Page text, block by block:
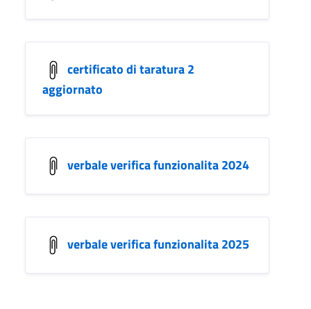
certificato di taratura 2
aggiornato
verbale verifica funzionalita 2024
verbale verifica funzionalita 2025